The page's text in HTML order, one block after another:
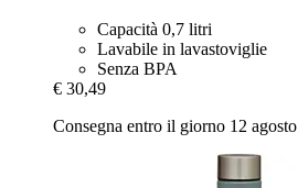
Capacità 0,7 litri
Lavabile in lavastoviglie
Senza BPA
€ 30,49
Consegna entro il giorno 12 agosto